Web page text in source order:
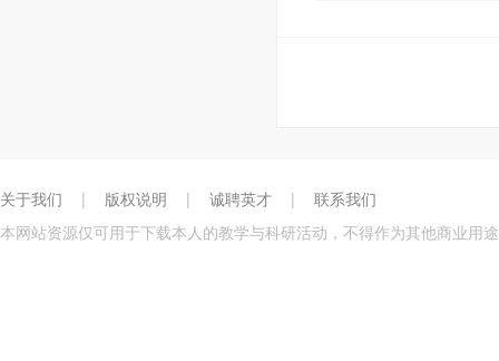
关于我们 | 版权说明 | 诚聘英才 |
联系我们
本网站资源仅可用于下载本人的教学与科研活动，不得作为其他商业用